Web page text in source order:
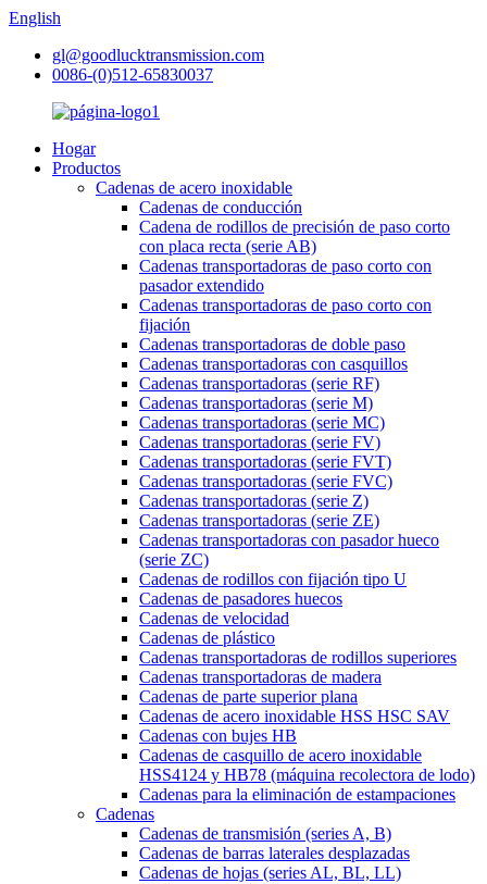
English
gl@goodlucktransmission.com
0086-(0)512-65830037
Hogar
Productos
Cadenas de acero inoxidable
Cadenas de conducción
Cadena de rodillos de precisión de paso corto
con placa recta (serie AB)
Cadenas transportadoras de paso corto con
pasador extendido
Cadenas transportadoras de paso corto con
fijación
Cadenas transportadoras de doble paso
Cadenas transportadoras con casquillos
Cadenas transportadoras (serie RF)
Cadenas transportadoras (serie M)
Cadenas transportadoras (serie MC)
Cadenas transportadoras (serie FV)
Cadenas transportadoras (serie FVT)
Cadenas transportadoras (serie FVC)
Cadenas transportadoras (serie Z)
Cadenas transportadoras (serie ZE)
Cadenas transportadoras con pasador hueco
(serie ZC)
Cadenas de rodillos con fijación tipo U
Cadenas de pasadores huecos
Cadenas de velocidad
Cadenas de plástico
Cadenas transportadoras de rodillos superiores
Cadenas transportadoras de madera
Cadenas de parte superior plana
Cadenas de acero inoxidable HSS HSC SAV
Cadenas con bujes HB
Cadenas de casquillo de acero inoxidable
HSS4124 y HB78 (máquina recolectora de lodo)
Cadenas para la eliminación de estampaciones
Cadenas
Cadenas de transmisión (series A, B)
Cadenas de barras laterales desplazadas
Cadenas de hojas (series AL, BL, LL)